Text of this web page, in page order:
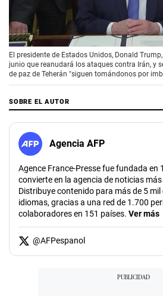
00:00/02:10
El presidente de Estados Unidos, Donald
junio que reanudará los ataques contra Irán, y
de paz de Teherán "siguen tomándonos por
SOBRE EL AUTOR
Agencia AFP
Agence France-Presse fue fundada en
convierte en la agencia de noticias
Distribuye contenido para más de 5 mil
idiomas, gracias a una red de 1.700
colaboradores en 151 países. Ver más
@AFPespanol